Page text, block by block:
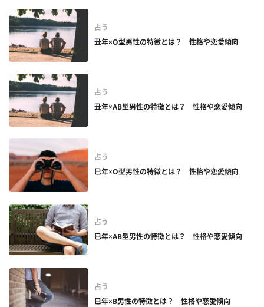
占う
丑年×O型男性の特徴とは？ 性格や恋愛傾向
占う
丑年×AB型男性の特徴とは？ 性格や恋愛傾向
占う
巳年×O型男性の特徴とは？ 性格や恋愛傾向
占う
巳年×AB型男性の特徴とは？ 性格や恋愛傾向
占う
巳年×B男性の特徴とは？ 性格や恋愛傾向